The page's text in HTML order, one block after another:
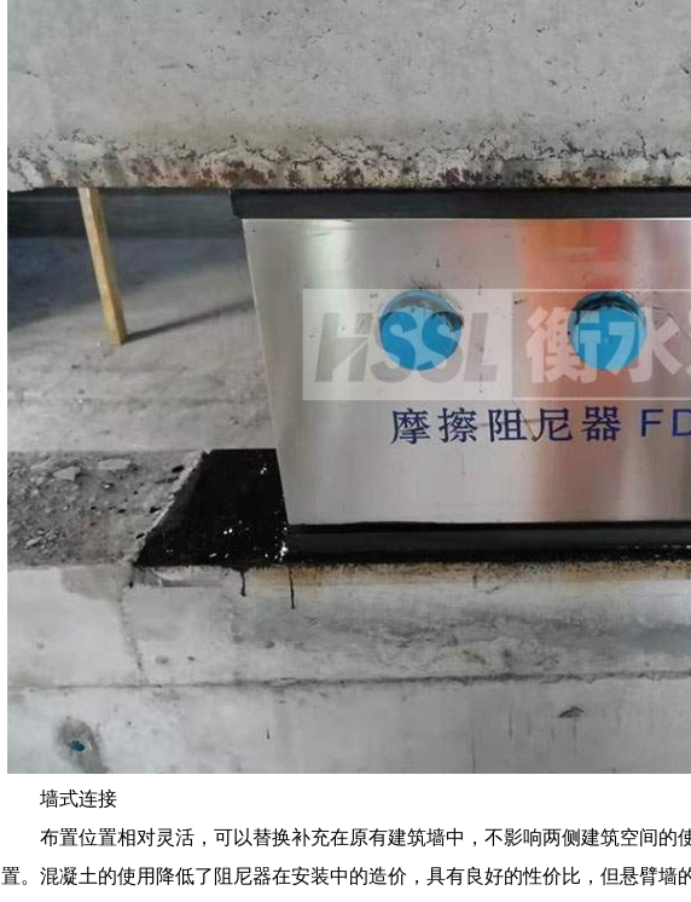
墙式连接
布置位置相对灵活，可以替换补充在原有建筑墙中，不影响两侧建筑空间
置。混凝土的使用降低了阻尼器在安装中的造价，具有良好的性价比，但悬臂